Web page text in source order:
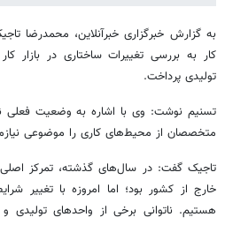
به گزارش خبرگزاری خبرآنلاین، محمدرضا
کار به بررسی تغییرات ساختاری در بازار
تولیدی پرداخت.
تسنیم نوشت: وی با اشاره به وضعیت فعلی
متخصصان از محیط‌های کاری را موضوعی
تاجیک گفت: در سال‌های گذشته، تمرکز
خارج از کشور بود؛ اما امروزه با تغییر
هستیم. ناتوانی برخی از واحدهای تولیدی